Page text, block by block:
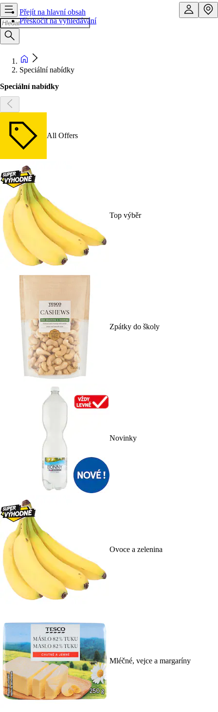
Přejít na hlavní obsah
Přeskočit na vyhledávání
Speciální nabídky
Speciální nabídky
All Offers
Top výběr
Zpátky do školy
Novinky
Ovoce a zelenina
Mléčné, vejce a margaríny